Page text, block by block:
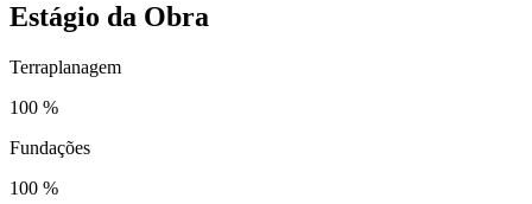
Estágio da Obra
Terraplanagem
100 %
Fundações
100 %